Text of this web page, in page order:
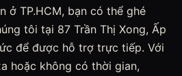
ở TP.HCM, bạn có thể ghé
tôi tại 87 Trần Thị Xong, Ấp
để được hỗ trợ trực tiếp. Với
hoặc không có thời gian,